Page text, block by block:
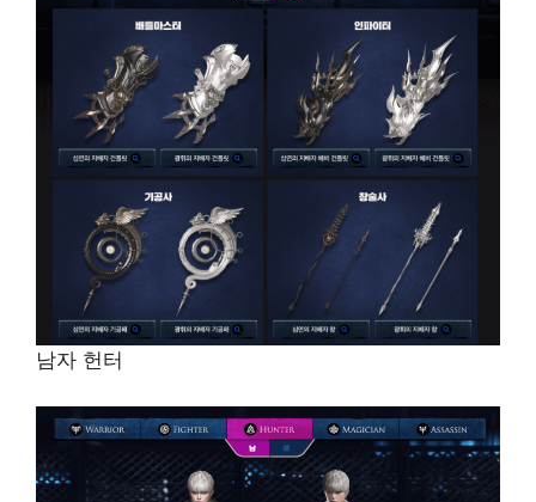
남자 헌터